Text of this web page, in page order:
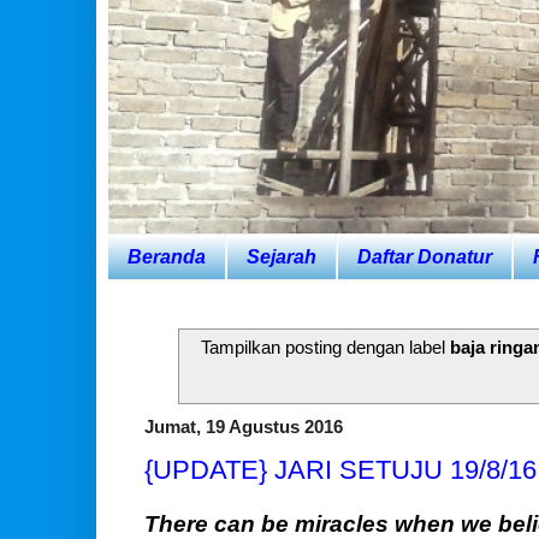
Beranda Sejarah Daftar Donatur
Tampilkan posting dengan label baja
Jumat, 19 Agustus 2016
{UPDATE} JARI SETUJU 19/8/16
There can be miracles when we